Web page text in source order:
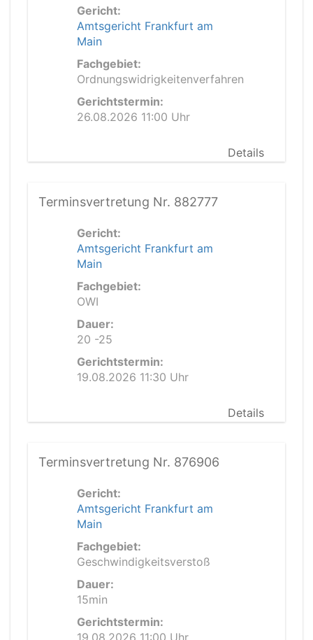
Gericht:
Amtsgericht Frankfurt am
Main
Fachgebiet:
Ordnungswidrigkeitenverfahren
Gerichtstermin:
26.08.2026 11:00 Uhr
Details
Terminsvertretung Nr. 882777
Gericht:
Amtsgericht Frankfurt am
Main
Fachgebiet:
OWI
Dauer:
20 -25
Gerichtstermin:
19.08.2026 11:30 Uhr
Details
Terminsvertretung Nr. 876906
Gericht:
Amtsgericht Frankfurt am
Main
Fachgebiet:
Geschwindigkeitsverstoß
Dauer:
15min
Gerichtstermin:
19.08.2026 11:00 Uhr